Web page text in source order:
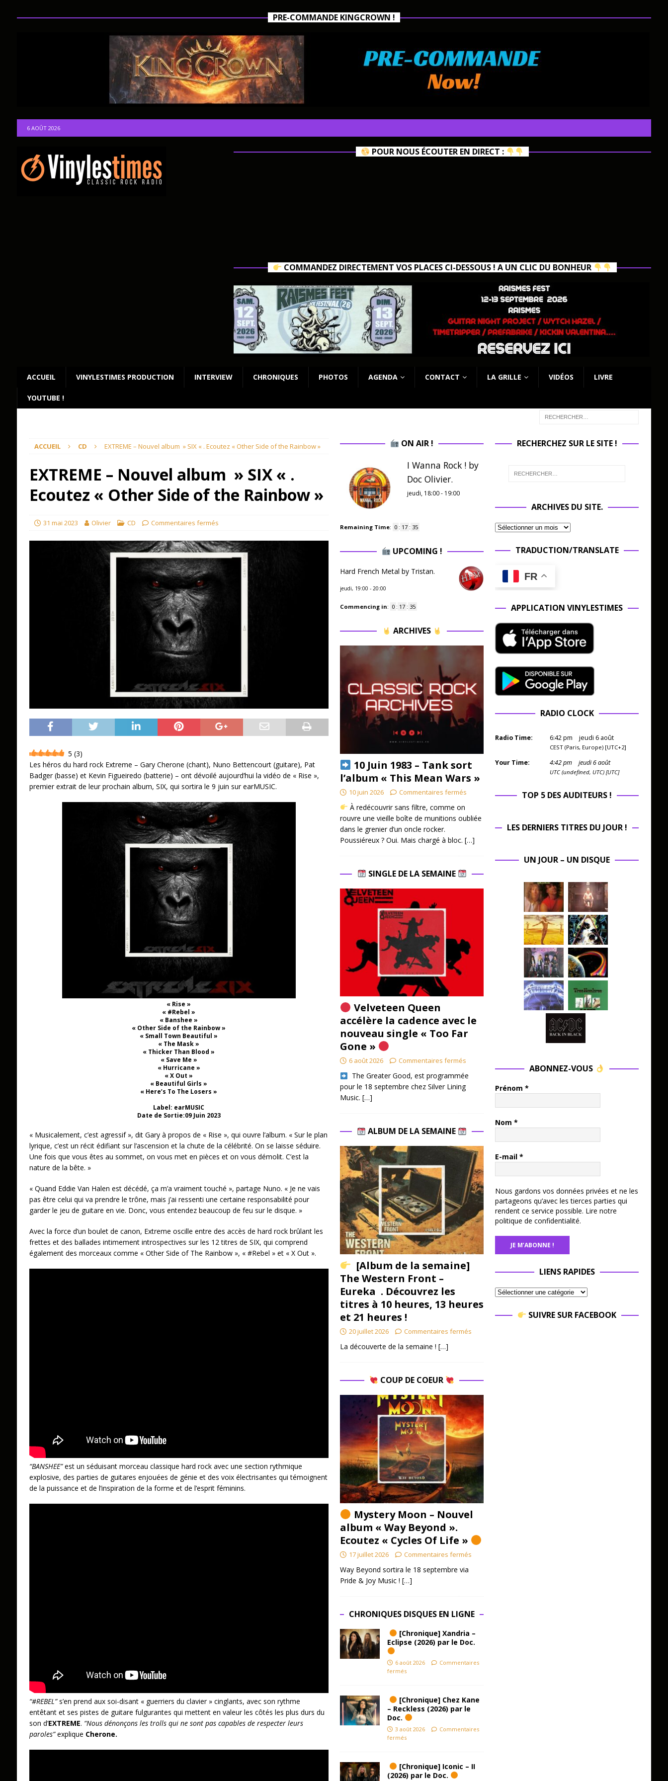
PRE-COMMANDE KINGCROWN !
6 AOÛT 2026
POUR NOUS ÉCOUTER EN DIRECT :
COMMANDEZ DIRECTEMENT VOS PLACES CI-DESSOUS ! A UN CLIC DU BONHEUR
ACCUEIL VINYLESTIMES PRODUCTION INTERVIEW CHRONIQUES PHOTOS AGENDA CONTACT LA GRILLE VIDÉOS LIVRE
YOUTUBE !
ACCUEIL CD EXTREME – Nouvel album » SIX « . Ecoutez « Other Side of the Rainbow »
EXTREME – Nouvel album » SIX « .
Ecoutez « Other Side of the Rainbow »
31 mai 2023 Olivier CD Commentaires fermés
5 (3)
Les héros du hard rock Extreme – Gary Cherone (chant), Nuno Bettencourt (guitare), Pat
Badger (basse) et Kevin Figueiredo (batterie) – ont dévoilé aujourd’hui la vidéo de « Rise »,
premier extrait de leur prochain album, SIX, qui sortira le 9 juin sur earMUSIC.
« Rise »
« #Rebel »
« Banshee »
« Other Side of the Rainbow »
« Small Town Beautiful »
« The Mask »
« Thicker Than Blood »
« Save Me »
« Hurricane »
« X Out »
« Beautiful Girls »
« Here’s To The Losers »
Label: earMUSIC
Date de Sortie:09 Juin 2023
« Musicalement, c’est agressif », dit Gary à propos de « Rise », qui ouvre l’album. « Sur le plan
lyrique, c’est un récit édifiant sur l’ascension et la chute de la célébrité. On se laisse séduire.
Une fois que vous êtes au sommet, on vous met en pièces et on vous démolit. C’est la
nature de la bête. »
« Quand Eddie Van Halen est décédé, ça m’a vraiment touché », partage Nuno. « Je ne vais
pas être celui qui va prendre le trône, mais j’ai ressenti une certaine responsabilité pour
garder le jeu de guitare en vie. Donc, vous entendez beaucoup de feu sur le disque. »
Avec la force d’un boulet de canon, Extreme oscille entre des accès de hard rock brûlant les
frettes et des ballades intimement introspectives sur les 12 titres de SIX, qui comprend
également des morceaux comme « Other Side of The Rainbow », « #Rebel » et « X Out ».
“BANSHEE”est un séduisant morceau classique hard rock avec une section rythmique
explosive, des parties de guitares enjouées de génie et des voix électrisantes qui témoignent
de la puissance et de l’inspiration de la forme et de l’esprit féminins.
“#REBEL”s’en prend aux soi-disant « guerriers du clavier » cinglants, avec son rythme
entêtant et ses pistes de guitare fulgurantes qui mettent en valeur les côtés les plus durs du
son d’EXTREME. “Nous dénonçons les trolls qui ne sont pas capables de respecter leurs
paroles”explique Cherone.
ON AIR !
I Wanna Rock ! by
Doc Olivier.
jeudi, 18:00 - 19:00
Remaining Time: 0 : 17 : 34
UPCOMING !
Hard French Metal by Tristan.
jeudi, 19:00 - 20:00
Commencing in: 0 : 17 : 34
ARCHIVES
10 Juin 1983 – Tank sort
l’album « This Mean Wars »
10 juin 2026 Commentaires fermés
À redécouvrir sans filtre, comme on
rouvre une vieille boîte de munitions oubliée
dans le grenier d’un oncle rocker.
Poussiéreux ? Oui. Mais chargé à bloc. […]
SINGLE DE LA SEMAINE
Velveteen Queen
accélère la cadence avec le
nouveau single « Too Far
Gone »
6 août 2026 Commentaires fermés
​ The Greater Good, est programmée
pour le 18 septembre chez Silver Lining
Music. […]
ALBUM DE LA SEMAINE
[Album de la semaine]
The Western Front –
Eureka . Découvrez les
titres à 10 heures, 13 heures
et 21 heures !
20 juillet 2026 Commentaires fermés
La découverte de la semaine ! […]
COUP DE COEUR
Mystery Moon – Nouvel
album « Way Beyond ».
Ecoutez « Cycles Of Life »
17 juillet 2026 Commentaires fermés
Way Beyond sortira le 18 septembre via
Pride & Joy Music ! […]
CHRONIQUES DISQUES EN LIGNE
[Chronique] Xandria –
Eclipse (2026) par le Doc.
6 août 2026
Commentaires
fermés
[Chronique] Chez Kane
– Reckless (2026) par le
Doc.
3 août 2026
Commentaires
fermés
[Chronique] Iconic – II
(2026) par le Doc.
RECHERCHEZ SUR LE SITE !
ARCHIVES DU SITE.
TRADUCTION/TRANSLATE
FR
APPLICATION VINYLESTIMES
RADIO CLOCK
Radio Time: 6:42pm jeudi 6 août
CEST (Paris, Europe) [UTC+2]
Your Time: 4:42pm jeudi 6 août
UTC (undefined, UTC) [UTC]
TOP 5 DES AUDITEURS !
LES DERNIERS TITRES DU JOUR !
UN JOUR – UN DISQUE
ABONNEZ-VOUS
Prénom *
Nom *
E-mail *
Nous gardons vos données privées et ne les
partageons qu’avec les tierces parties qui
rendent ce service possible. Lire notre
politique de confidentialité.
LIENS RAPIDES
SUIVRE SUR FACEBOOK